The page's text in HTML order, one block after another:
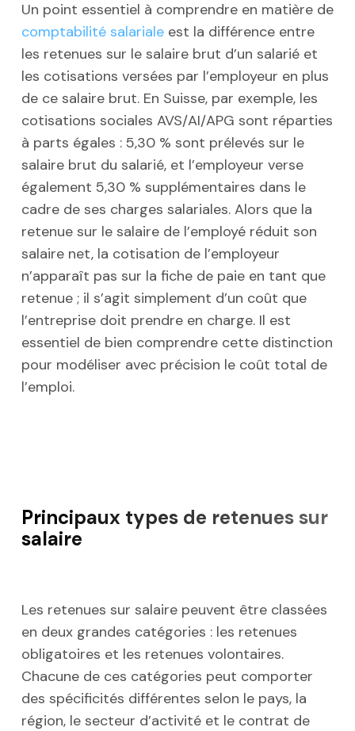
Un point essentiel à comprendre en matière de
comptabilité salarialeest la différence entre
les retenues sur le salaire brut d’un salarié et
les cotisations versées par l’employeur en plus
de ce salaire brut. En Suisse, par exemple, les
cotisations sociales AVS/AI/APG sont réparties
à parts égales : 5,30 % sont prélevés sur le
salaire brut du salarié, et l’employeur verse
également 5,30 % supplémentaires dans le
cadre de ses charges salariales. Alors que la
retenue sur le salaire de l’employé réduit son
salaire net, la cotisation de l’employeur
n’apparaît pas sur la fiche de paie en tant que
retenue ; il s’agit simplement d’un coût que
l’entreprise doit prendre en charge. Il est
essentiel de bien comprendre cette distinction
pour modéliser avec précision le coût total de
l’emploi.
Principaux types de retenues sur
salaire
Les retenues sur salaire peuvent être classées
en deux grandes catégories : les retenues
obligatoires et les retenues volontaires.
Chacune de ces catégories peut comporter
des spécificités différentes selon le pays, la
région, le secteur d’activité et le contrat de